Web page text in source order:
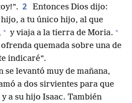
2
Entonces Dios dijo:
a tu único hijo, al que
+ y viaja a la tierra de Moria. +
quemada sobre una de
indicaré”.
se levantó muy de mañana,
a dos sirvientes para que
a su hijo Isaac. También